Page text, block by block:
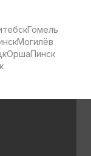
Гомель
Могилёв
ОршаПинск